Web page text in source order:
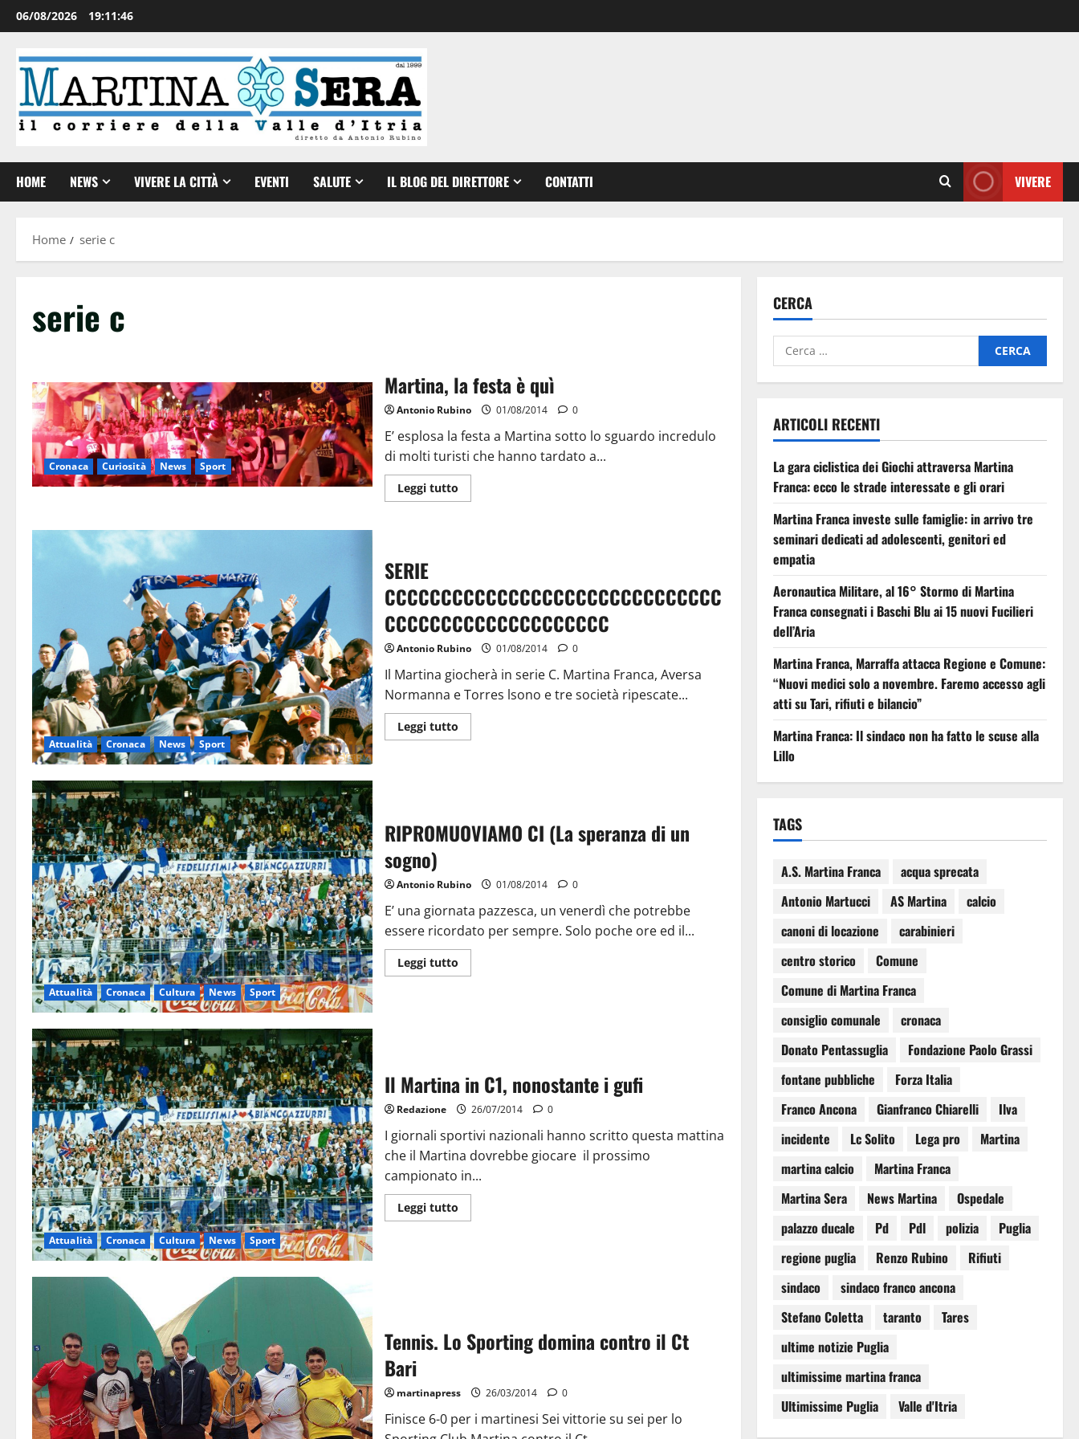
06/08/2026 19:11:47
HOME NEWS VIVERE LA CITTÀ EVENTI SALUTE IL BLOG DEL DIRETTORE CONTATTI VIVERE
Home serie c
serie c
Cronaca Curiosità News Sport
Martina, la festa è quì
Antonio Rubino 01/08/2014 0
E’ esplosa la festa a Martina sotto lo sguardo incredulo
di molti turisti che hanno tardato a...
Leggi tutto
Attualità Cronaca News Sport
SERIE
CCCCCCCCCCCCCCCCCCCCCCCCCCCCCC
CCCCCCCCCCCCCCCCCCCC
Antonio Rubino 01/08/2014 0
Il Martina giocherà in serie C. Martina Franca, Aversa
Normanna e Torres lsono e tre società ripescate...
Leggi tutto
Attualità Cronaca Cultura News Sport
RIPROMUOVIAMO CI (La speranza di un
sogno)
Antonio Rubino 01/08/2014 0
E’ una giornata pazzesca, un venerdì che potrebbe
essere ricordato per sempre. Solo poche ore ed il...
Leggi tutto
Attualità Cronaca Cultura News Sport
Il Martina in C1, nonostante i gufi
Redazione 26/07/2014 0
I giornali sportivi nazionali hanno scritto questa mattina
che il Martina dovrebbe giocare il prossimo
campionato in...
Leggi tutto
Tennis. Lo Sporting domina contro il Ct
Bari
martinapress 26/03/2014 0
Finisce 6-0 per i martinesi Sei vittorie su sei per lo
CERCA
ARTICOLI RECENTI
La gara ciclistica dei Giochi attraversa Martina
Franca: ecco le strade interessate e gli orari
Martina Franca investe sulle famiglie: in arrivo tre
seminari dedicati ad adolescenti, genitori ed
empatia
Aeronautica Militare, al 16° Stormo di Martina
Franca consegnati i Baschi Blu ai 15 nuovi Fucilieri
dell’Aria
Martina Franca, Marraffa attacca Regione e Comune:
“Nuovi medici solo a novembre. Faremo accesso agli
atti su Tari, rifiuti e bilancio”
Martina Franca: Il sindaco non ha fatto le scuse alla
Lillo
TAGS
A.S. Martina Franca
acqua sprecata
Antonio Martucci
AS Martina
calcio
canoni di locazione
carabinieri
centro storico
Comune
Comune di Martina Franca
consiglio comunale
cronaca
Donato Pentassuglia
Fondazione Paolo Grassi
fontane pubbliche
Forza Italia
Franco Ancona
Gianfranco Chiarelli
Ilva
incidente
Lc Solito Lega pro
Martina
martina calcio
Martina Franca
Martina Sera
News Martina
Ospedale
palazzo ducale
Pd Pdl polizia
Puglia
regione puglia
Renzo Rubino
Rifiuti
sindaco
sindaco franco ancona
Stefano Coletta
taranto
Tares
ultime notizie Puglia
ultimissime martina franca
Ultimissime Puglia
Valle d'Itria